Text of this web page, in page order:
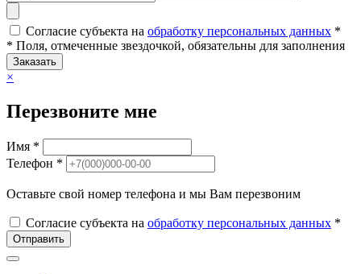
Согласие субъекта на обработку персональных данных *
* Поля, отмеченные звездочкой, обязательны для заполнения
Заказать
×
Перезвоните мне
Имя *
Телефон *
Оставьте свой номер телефона и мы Вам перезвоним
Согласие субъекта на обработку персональных данных *
Отправить